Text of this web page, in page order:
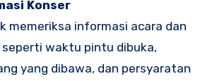
Konser
memeriksa informasi acara dan
waktu pintu dibuka,
yang dibawa, dan persyaratan